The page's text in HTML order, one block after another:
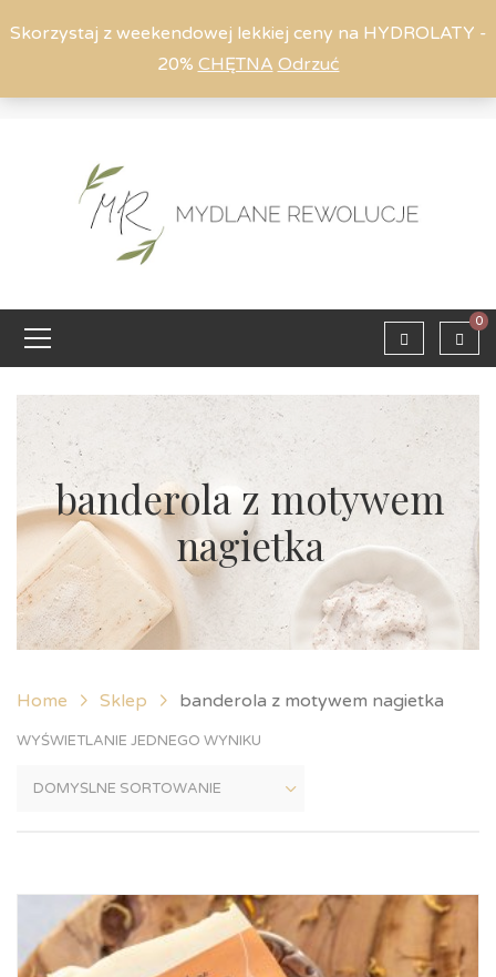
Skorzystaj z weekendowej lekkiej ceny na HYDROLATY -
20% CHĘTNA Odrzuć
0
banderola z motywem
nagietka
Home Sklep banderola z motywem nagietka
WYŚWIETLANIE JEDNEGO WYNIKU